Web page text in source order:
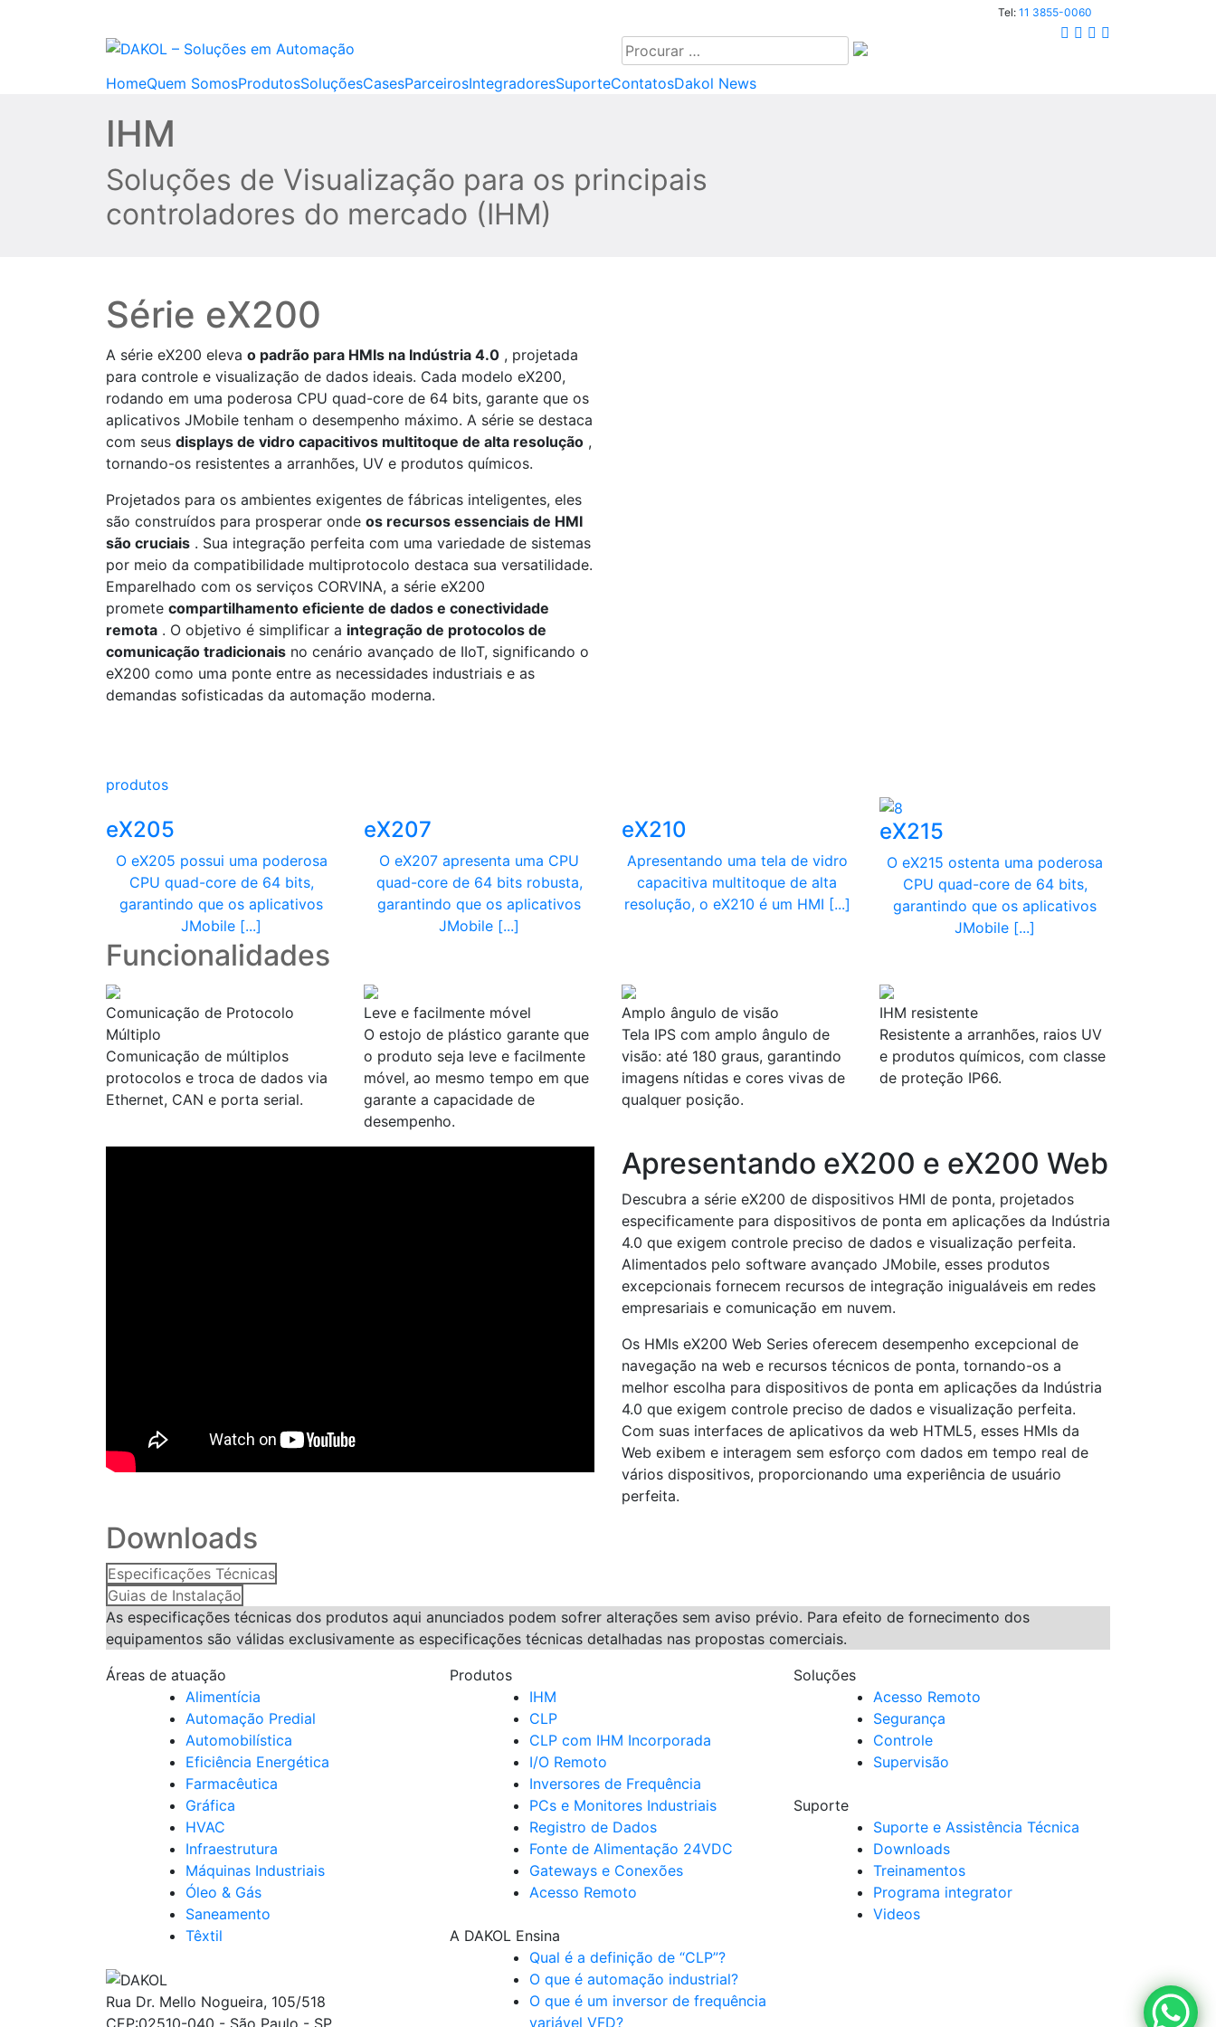
Tel: 11 3855-0060
Procurar
…
HomeQuem SomosProdutosSoluçõesCasesParceirosIntegradoresSuporteContatosDakol News
IHM
Soluções de Visualização para os principais
controladores do mercado (IHM)
Série eX200
A série eX200 eleva o padrão para HMIs na Indústria 4.0 , projetada
para controle e visualização de dados ideais. Cada modelo eX200,
rodando em uma poderosa CPU quad-core de 64 bits, garante que os
aplicativos JMobile tenham o desempenho máximo. A série se destaca
com seus displays de vidro capacitivos multitoque de alta resolução ,
tornando-os resistentes a arranhões, UV e produtos químicos.
Projetados para os ambientes exigentes de fábricas inteligentes, eles
são construídos para prosperar onde os recursos essenciais de HMI
são cruciais . Sua integração perfeita com uma variedade de sistemas
por meio da compatibilidade multiprotocolo destaca sua versatilidade.
Emparelhado com os serviços CORVINA, a série eX200
promete compartilhamento eficiente de dados e conectividade
remota . O objetivo é simplificar a integração de protocolos de
comunicação tradicionais no cenário avançado de IIoT, significando o
eX200 como uma ponte entre as necessidades industriais e as
demandas sofisticadas da automação moderna.
produtos
eX205
O eX205 possui uma poderosa
CPU quad-core de 64 bits,
garantindo que os aplicativos
JMobile [...]
eX207
O eX207 apresenta uma CPU
quad-core de 64 bits robusta,
garantindo que os aplicativos
JMobile [...]
eX210
Apresentando uma tela de vidro
capacitiva multitoque de alta
resolução, o eX210 é um HMI [...]
eX215
O eX215 ostenta uma poderosa
CPU quad-core de 64 bits,
garantindo que os aplicativos
JMobile [...]
Funcionalidades
Comunicação de Protocolo
Múltiplo
Comunicação de múltiplos
protocolos e troca de dados via
Ethernet, CAN e porta serial.
Leve e facilmente móvel
O estojo de plástico garante que
o produto seja leve e facilmente
móvel, ao mesmo tempo em que
garante a capacidade de
desempenho.
Amplo ângulo de visão
Tela IPS com amplo ângulo de
visão: até 180 graus, garantindo
imagens nítidas e cores vivas de
qualquer posição.
IHM resistente
Resistente a arranhões, raios UV
e produtos químicos, com classe
de proteção IP66.
Apresentando eX200 e eX200 Web
Descubra a série eX200 de dispositivos HMI de ponta, projetados
especificamente para dispositivos de ponta em aplicações da Indústria
4.0 que exigem controle preciso de dados e visualização perfeita.
Alimentados pelo software avançado JMobile, esses produtos
excepcionais fornecem recursos de integração inigualáveis ​​em redes
empresariais e comunicação em nuvem.
Os HMIs eX200 Web Series oferecem desempenho excepcional de
navegação na web e recursos técnicos de ponta, tornando-os a
melhor escolha para dispositivos de ponta em aplicações da Indústria
4.0 que exigem controle preciso de dados e visualização perfeita.
Com suas interfaces de aplicativos da web HTML5, esses HMIs da
Web exibem e interagem sem esforço com dados em tempo real de
vários dispositivos, proporcionando uma experiência de usuário
perfeita.
Downloads
Especificações Técnicas
Guias de Instalação
As especificações técnicas dos produtos aqui anunciados podem sofrer alterações sem aviso prévio. Para efeito de fornecimento dos
equipamentos são válidas exclusivamente as especificações técnicas detalhadas nas propostas comerciais.
Áreas de atuação
Alimentícia
Automação Predial
Automobilística
Eficiência Energética
Farmacêutica
Gráfica
HVAC
Infraestrutura
Máquinas Industriais
Óleo & Gás
Saneamento
Têxtil
Rua Dr. Mello Nogueira, 105/518
Produtos
IHM
CLP
CLP com IHM Incorporada
I/O Remoto
Inversores de Frequência
PCs e Monitores Industriais
Registro de Dados
Fonte de Alimentação 24VDC
Gateways e Conexões
Acesso Remoto
A DAKOL Ensina
Qual é a definição de “CLP”?
O que é automação industrial?
O que é um inversor de frequência
variável VFD?
Soluções
Acesso Remoto
Segurança
Controle
Supervisão
Suporte
Suporte e Assistência Técnica
Downloads
Treinamentos
Programa integrator
Videos